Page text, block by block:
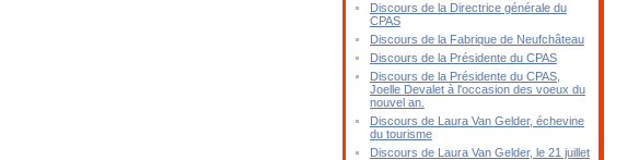
Discours de la Directrice générale du
CPAS
Discours de la Fabrique de Neufchâteau
Discours de la Présidente du CPAS
Discours de la Présidente du CPAS,
Joelle Devalet à l'occasion des voeux du
nouvel an.
Discours de Laura Van Gelder, échevine
du tourisme
Discours de Laura Van Gelder, le 21 juillet